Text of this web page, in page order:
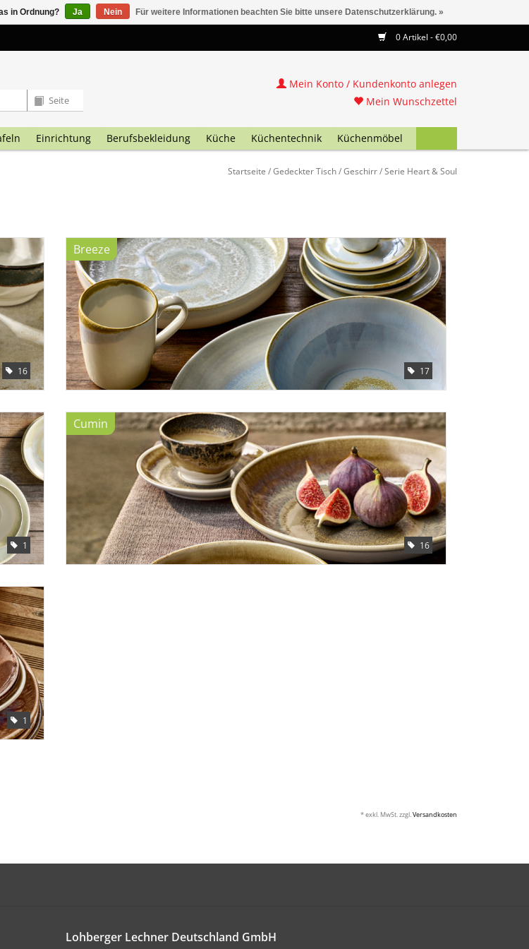
0 Artikel - €0,00
Einrichtung Berufsbekleidung Küche Küchentechnik Küchenmöbel
Mein Konto / Kundenkonto anlegen
Mein Wunschzettel
Startseite /Gedeckter Tisch/Geschirr/Serie Heart & Soul
16
Breeze
17
1
Cumin
16
1
* exkl. MwSt. zzgl. Versandkosten
Lohberger Lechner Deutschland GmbH
in Ordnung? Ja Nein Für weitere Informationen beachten Sie bitte unsere Datenschutzerklärung. »